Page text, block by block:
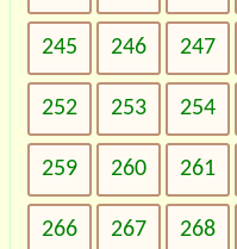
245 246 247
252 253 254
259 260 261
266 267 268